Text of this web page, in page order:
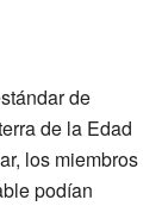
de
de la Edad
los miembros
podían